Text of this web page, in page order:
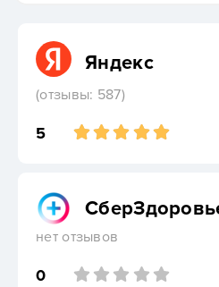
Яндекс
(отзывы: 587)
5
нет отзывов
0